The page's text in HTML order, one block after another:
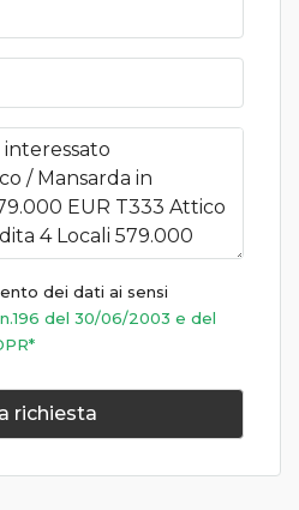
dei dati ai sensi
del 30/06/2003 e del
richiesta